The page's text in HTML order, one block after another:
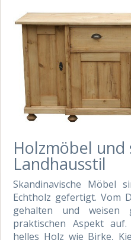
Holzmöbel und
Landhausstil
Skandinavische Möbel
Echtholz gefertigt. Vom
gehalten und weisen
praktischen Aspekt
helles Holz wie Birke,